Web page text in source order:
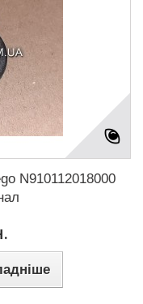
N910112018000